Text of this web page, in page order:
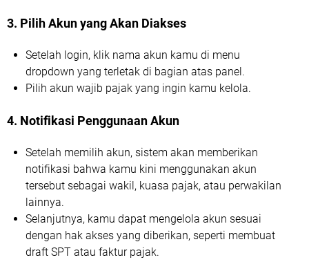
3. Pilih Akun yang Akan Diakses
Setelah login, klik nama akun kamu di menu
dropdown yang terletak di bagian atas panel.
Pilih akun wajib pajak yang ingin kamu kelola.
4. Notifikasi Penggunaan Akun
Setelah memilih akun, sistem akan memberikan
notifikasi bahwa kamu kini menggunakan akun
tersebut sebagai wakil, kuasa pajak, atau perwakilan
lainnya.
Selanjutnya, kamu dapat mengelola akun sesuai
dengan hak akses yang diberikan, seperti membuat
draft SPT atau faktur pajak.